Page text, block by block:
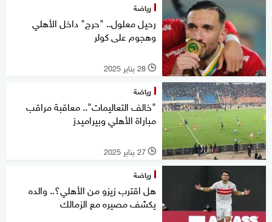
رياضة
رحيل معلول.. "حرج" داخل الأهلي
وهجوم على كولر
l 28 يناير 2025
رياضة
"خالف التعاليمات".. معاقبة مراقب
مباراة الأهلي وبيراميدز
l 27 يناير 2025
رياضة
هل اقترب زيزو من الأهلي؟.. والده
يكشف مصيره مع الزمالك